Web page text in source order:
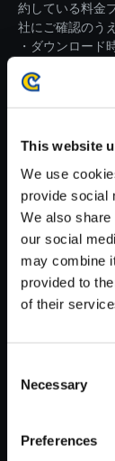
This website
We use
provide social
We also
our social
may combine
provided to
of their
Selection
Necessary
Preferences
約している料金
社にご確認のう
・ダウンロード
※ご購入いただ